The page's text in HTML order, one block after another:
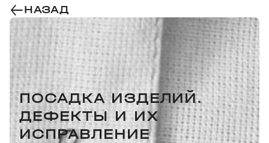
НАЗАД
ПОСАДКА ИЗДЕЛИЙ.
ДЕФЕКТЫ И ИХ
ИСПРАВЛЕНИЕ